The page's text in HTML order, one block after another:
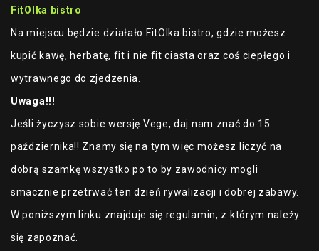
FitOlka bistro
Na miejscu będzie działało FitOlka bistro, gdzie możesz
kupić kawę, herbatę, fit i nie fit ciasta oraz coś ciepłego i
wytrawnego do zjedzenia.
Uwaga!!!
Jeśli życzysz sobie wersję Vege, daj nam znać do 15
października!! Znamy się na tym więc możesz liczyć na
dobrą szamkę wszystko po to by zawodnicy mogli
smacznie przetrwać ten dzień rywalizacji i dobrej zabawy.
W poniższym linku znajduje się regulamin, z którym należy
się zapoznać.